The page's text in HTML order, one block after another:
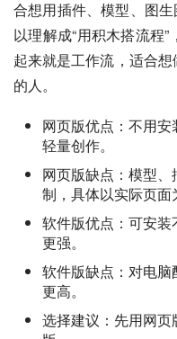
合想用插件、模型、图
以理解成“用积木搭流程
起来就是工作流，适合
的人。
网页版优点：不用
轻量创作。
网页版缺点：模型
制，具体以实际页面
软件版优点：可安
更强。
软件版缺点：对电
更高。
选择建议：先用网